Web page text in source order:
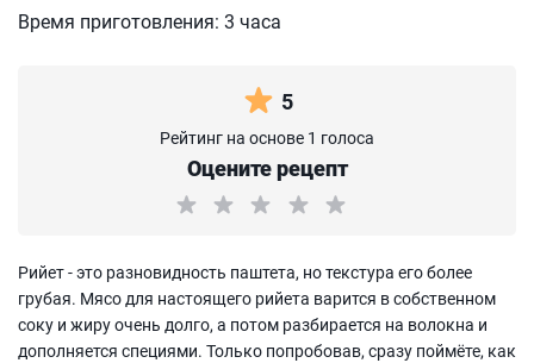
Время приготовления: 3 часа
5
Рейтинг на основе 1 голоса
Оцените рецепт
Рийет - это разновидность паштета, но текстура его более
грубая. Мясо для настоящего рийета варится в собственном
соку и жиру очень долго, а потом разбирается на волокна и
дополняется специями. Только попробовав, сразу поймёте, как